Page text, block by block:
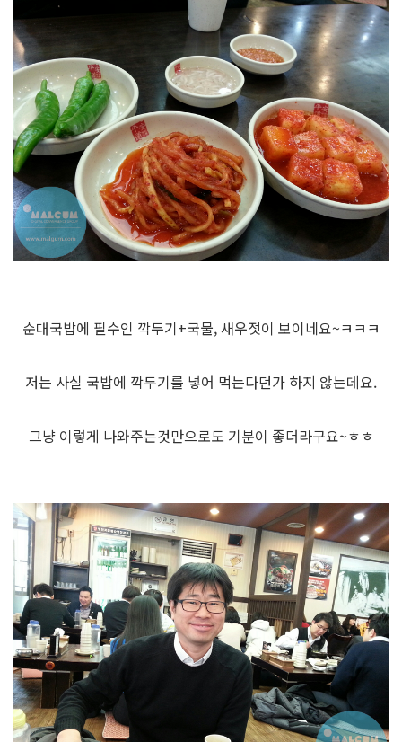
순대국밥에 필수인 깍두기+국물, 새우젓이 보이네요~ㅋㅋㅋ
저는 사실 국밥에 깍두기를 넣어 먹는다던가 하지 않는데요.
그냥 이렇게 나와주는것만으로도 기분이 좋더라구요~ㅎㅎ